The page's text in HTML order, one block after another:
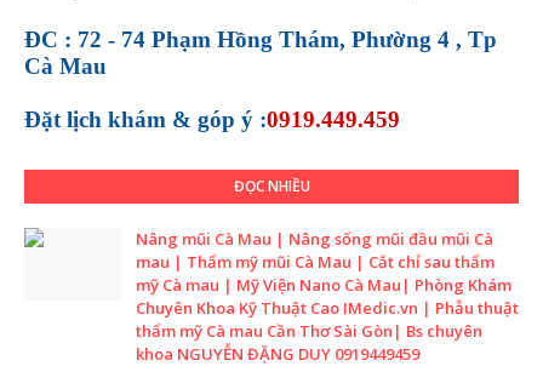
ĐC : 72 - 74 Phạm Hồng Thám, Phường 4 , Tp
Cà Mau
Đặt lịch khám & góp ý :0919.449.459
ĐỌC NHIỀU
Nâng mũi Cà Mau | Nâng sống mũi đầu mũi Cà
mau | Thẩm mỹ mũi Cà Mau | Cắt chỉ sau thẩm
mỹ Cà mau | Mỹ Viện Nano Cà Mau| Phòng Khám
Chuyên Khoa Kỹ Thuật Cao IMedic.vn | Phẫu thuật
thẩm mỹ Cà mau Cần Thơ Sài Gòn| Bs chuyên
khoa NGUYỄN ĐẶNG DUY 0919449459